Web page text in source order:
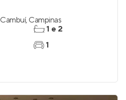
Cambuí, Campinas
1 e 2
1